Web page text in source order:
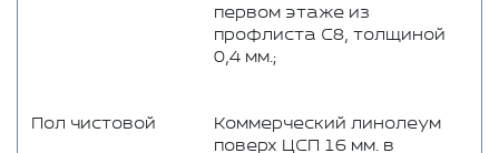
первом этаже из
профлиста С8, толщиной
0,4 мм.;
Пол чистовой
Коммерческий линолеум
поверх ЦСП 16 мм. в